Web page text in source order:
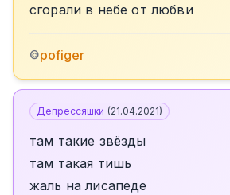
сгорали в небе от любви
©pofiger
Депрессяшки (21.04.2021)
там такие звёзды
там такая тишь
жаль на лисапеде